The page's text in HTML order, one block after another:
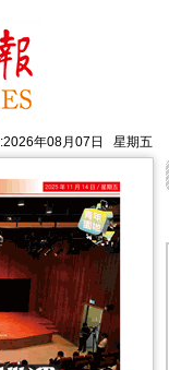
年08月07日 星期五